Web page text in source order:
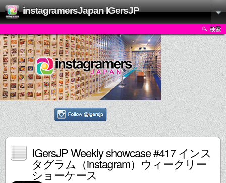
instagramersJapan IGersJP
検索
IGersJP Weekly showcase #417 インス
タグラム（instagram）ウィークリー
ショーケース